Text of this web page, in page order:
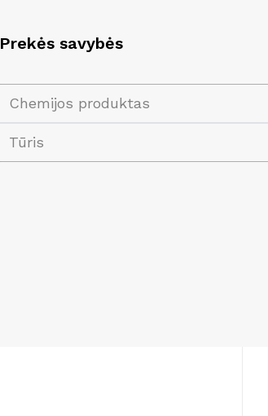
Prekės savybės
Chemijos produktas
Tūris